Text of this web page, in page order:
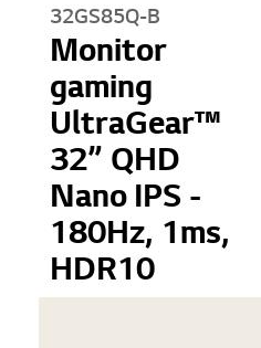
32GS85Q-B
Monitor
gaming
UltraGear™
32” QHD
Nano IPS -
180Hz, 1ms,
HDR10